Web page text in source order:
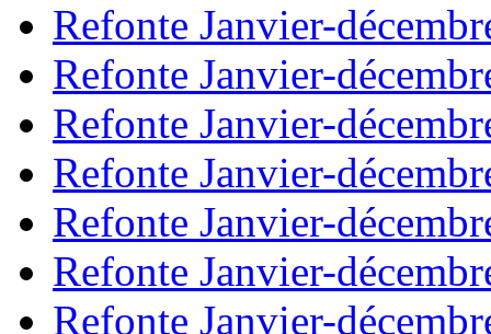
Refonte Janvier-
Refonte Janvier-
Refonte Janvier-
Refonte Janvier-
Refonte Janvier-
Refonte Janvier-
Refonte Janvier-